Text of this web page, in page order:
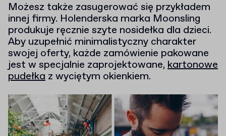
Możesz także zasugerować się przykładem
innej firmy. Holenderska marka Moonsling
produkuje ręcznie szyte nosidełka dla dzieci.
Aby uzupełnić minimalistyczny charakter
swojej oferty, każde zamówienie pakowane
jest w specjalnie zaprojektowane, kartonowe
pudełka z wyciętym okienkiem.